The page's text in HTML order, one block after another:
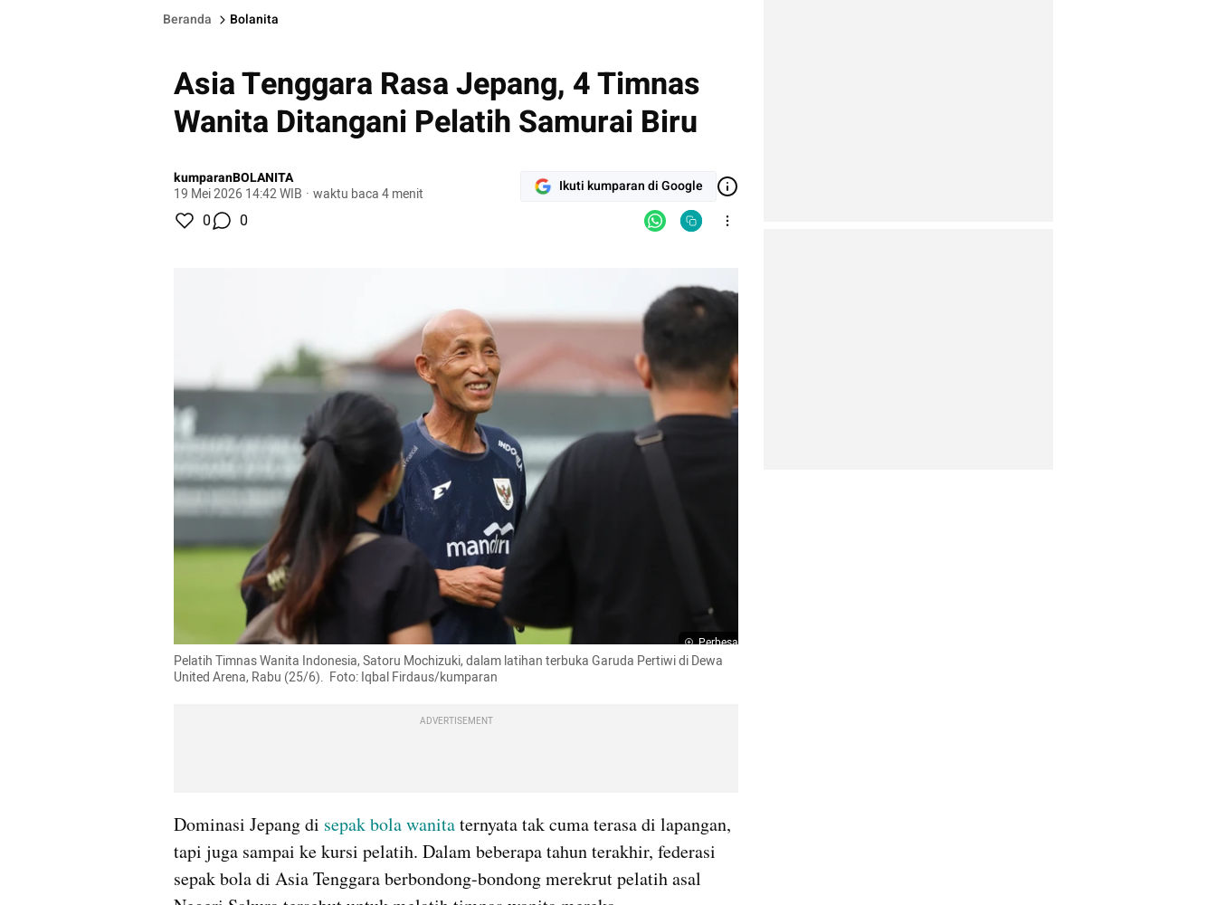
Beranda Bolanita
Asia Tenggara Rasa Jepang, 4 Timnas
Wanita Ditangani Pelatih Samurai Biru
kumparanBOLANITA
19 Mei 2026 14:42 WIB · waktu baca 4 menit Ikuti kumparan di Google
0 0
Perbesar
Pelatih Timnas Wanita Indonesia, Satoru Mochizuki, dalam latihan terbuka Garuda Pertiwi di Dewa
United Arena, Rabu (25/6).  Foto: Iqbal Firdaus/kumparan
ADVERTISEMENT
Dominasi Jepang di sepak bola wanita ternyata tak cuma terasa di lapangan,
tapi juga sampai ke kursi pelatih. Dalam beberapa tahun terakhir, federasi
sepak bola di Asia Tenggara berbondong-bondong merekrut pelatih asal